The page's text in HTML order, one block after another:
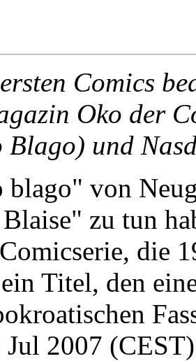
Comics
Oko der
Blago) und
blago" von
zu tun
die
Titel, den
Jul 2007 (CEST)